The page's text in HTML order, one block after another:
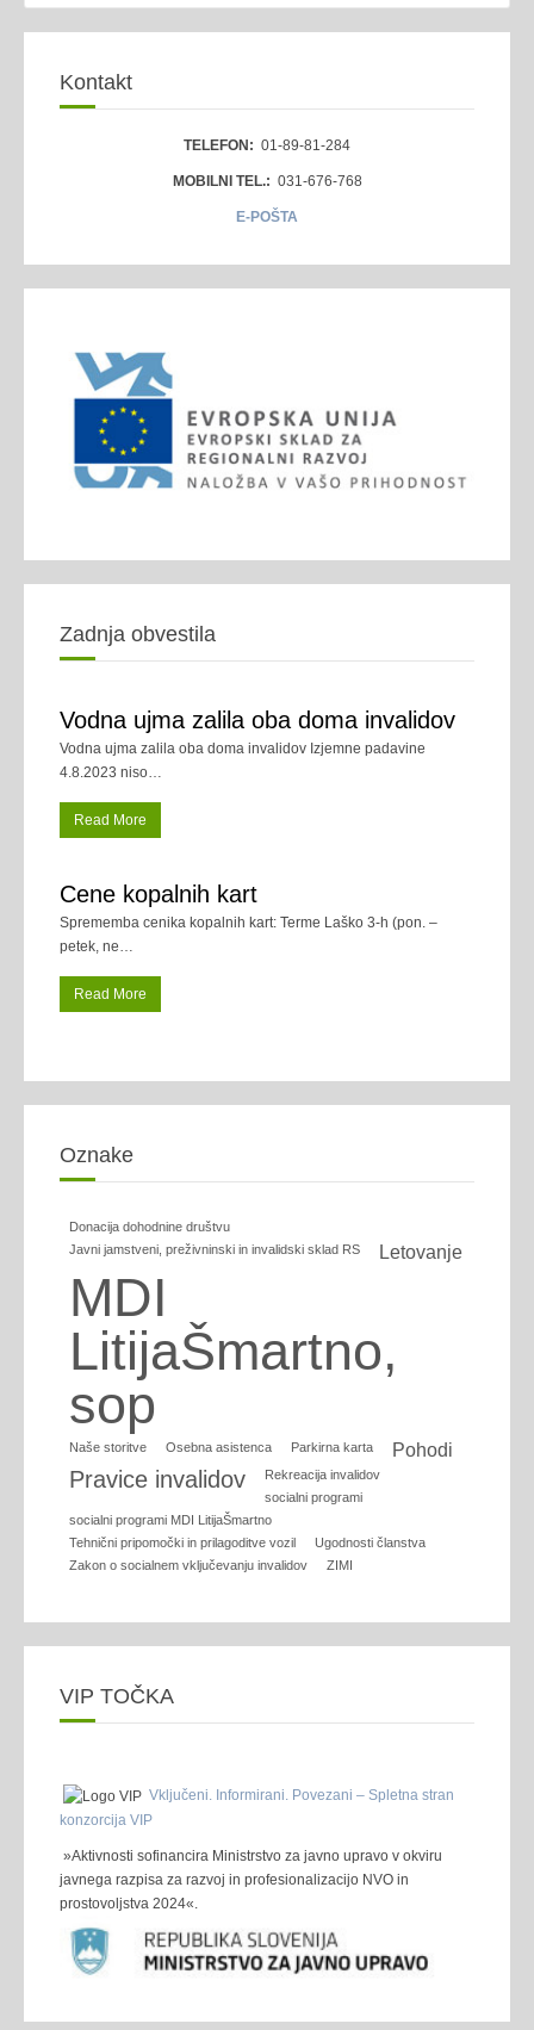
Kontakt
TELEFON: 01-89-81-284
MOBILNI TEL.: 031-676-768
E-POŠTA
Zadnja obvestila
Vodna ujma zalila oba doma invalidov
Vodna ujma zalila oba doma invalidov Izjemne padavine
4.8.2023 niso
Read More
Cene kopalnih kart
Sprememba cenika kopalnih kart: Terme Laško 3-h (pon. –
petek, ne…
Read More
Oznake
Donacija dohodnine društvu
Javni jamstveni, preživninski in invalidski sklad RS
Letovanje
MDI
LitijaŠmartno,
sop
Naše storitve Osebna asistenca Parkirna karta Pohodi
Pravice invalidov
Rekreacija invalidov
socialni programi
socialni programi MDI LitijaŠmartno
Tehnični pripomočki in prilagoditve vozil
Ugodnosti članstva
Zakon o socialnem vključevanju invalidov
ZIMI
VIP TOČKA
Vključeni. Informirani. Povezani – Spletna stran
konzorcija VIP
»Aktivnosti sofinancira Ministrstvo za javno upravo v okviru
javnega razpisa za razvoj in profesionalizacijo NVO in
prostovoljstva 2024«.